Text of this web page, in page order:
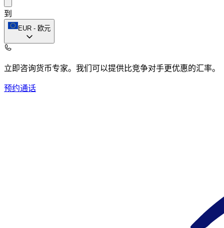
到
EUR - 欧元
立即咨询货币专家。 我们可以提供比竞争对手更优惠的汇率。
预约通话